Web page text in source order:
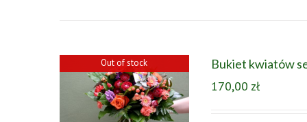
Out of stock Bukiet kwiatów
170,00 zł